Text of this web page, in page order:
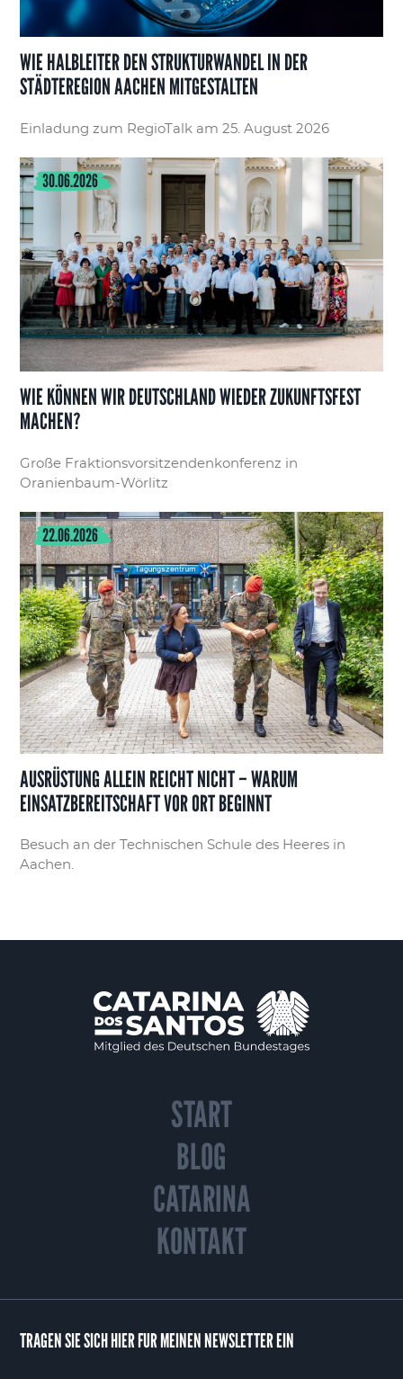
WIE HALBLEITER DEN STRUKTURWANDEL IN DER
STÄDTEREGION AACHEN MITGESTALTEN
Einladung zum RegioTalk am 25. August 2026
30.06.2026
WIE KÖNNEN WIR DEUTSCHLAND WIEDER ZUKUNFTSFEST
MACHEN?
Große Fraktionsvorsitzendenkonferenz in
Oranienbaum-Wörlitz
22.06.2026
AUSRÜSTUNG ALLEIN REICHT NICHT – WARUM
EINSATZBEREITSCHAFT VOR ORT BEGINNT
Besuch an der Technischen Schule des Heeres in
Aachen.
START
BLOG
CATARINA
KONTAKT
TRAGEN SIE SICH HIER FÜR MEINEN NEWSLETTER EIN